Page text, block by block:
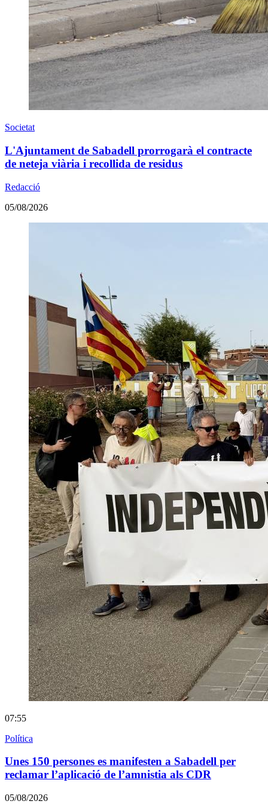
Societat
L'Ajuntament de Sabadell prorrogarà el contracte
de neteja viària i recollida de residus
Redacció
05/08/2026
07:55
Política
Unes 150 persones es manifesten a Sabadell per
reclamar l’aplicació de l’amnistia als CDR
05/08/2026